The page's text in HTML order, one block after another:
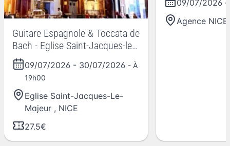
Guitare Espagnole & Toccata de
Bach - Eglise Saint-Jacques-le-
Majeur, Nice
09/07/2026 - 30/07/2026 - À
19h00
Eglise Saint-Jacques-Le-
Majeur , NICE
27.5€
09/07/2026 -
Agence NICE